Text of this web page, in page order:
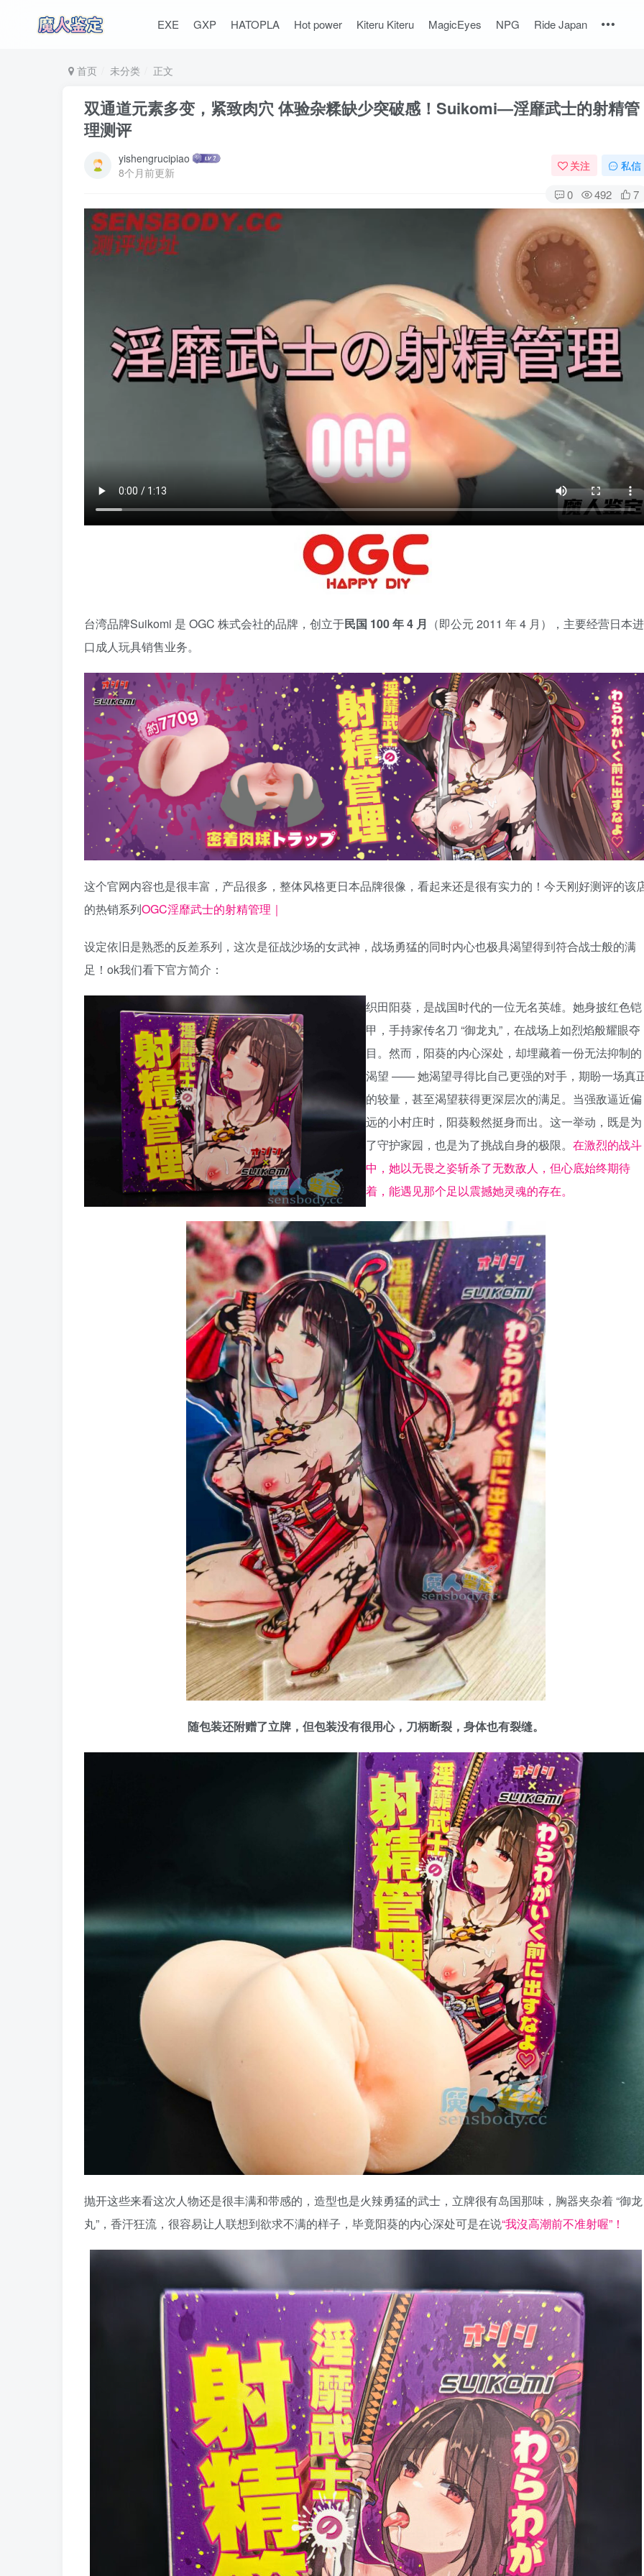
EXE GXP HATOPLA Hot power Kiteru Kiteru MagicEyes NPG Ride Japan
首页 未分类 正文
双通道元素多变，紧致肉穴 体验杂糅缺少突破感！Suikomi—淫靡武士的射精管
理测评
yishengrucipiao
8个月前更新
关注 私信
0 492 7
台湾品牌Suikomi 是 OGC 株式会社的品牌，创立于民国 100 年 4 月 （即公元 2011 年 4 月），主要经营日本进
口成人玩具销售业务。
这个官网内容也是很丰富，产品很多，整体风格更日本品牌很像，看起来还是很有实力的！今天刚好测评的该
的热销系列OGC淫靡武士的射精管理｜
设定依旧是熟悉的反差系列，这次是征战沙场的女武神，战场勇猛的同时内心也极具渴望得到符合战士般的满
足！ok我们看下官方简介：
织田阳葵，是战国时代的一位无名英雄。她身披红色铠
甲，手持家传名刀 “御龙丸”，在战场上如烈焰般耀眼夺
目。然而，阳葵的内心深处，却埋藏着一份无法抑制的
渴望 —— 她渴望寻得比自己更强的对手，期盼一场真
的较量，甚至渴望获得更深层次的满足。当强敌逼近偏
远的小村庄时，阳葵毅然挺身而出。这一举动，既是为
了守护家园，也是为了挑战自身的极限。 在激烈的战斗
中，她以无畏之姿斩杀了无数敌人，但心底始终期待
着，能遇见那个足以震撼她灵魂的存在。
随包装还附赠了立牌，但包装没有很用心，刀柄断裂，身体也有裂缝。
抛开这些来看这次人物还是很丰满和带感的，造型也是火辣勇猛的武士，立牌很有岛国那味，胸器夹杂着 “御龙
丸”，香汗狂流，很容易让人联想到欲求不满的样子，毕竟阳葵的内心深处可是在说“我沒高潮前不准射喔”！